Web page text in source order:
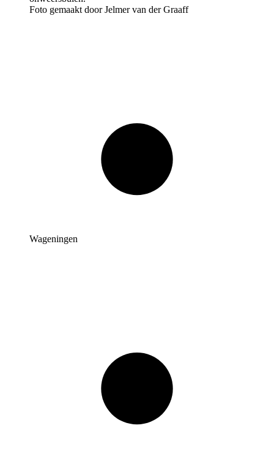
Foto gemaakt door Jelmer van der Graaff
Wageningen